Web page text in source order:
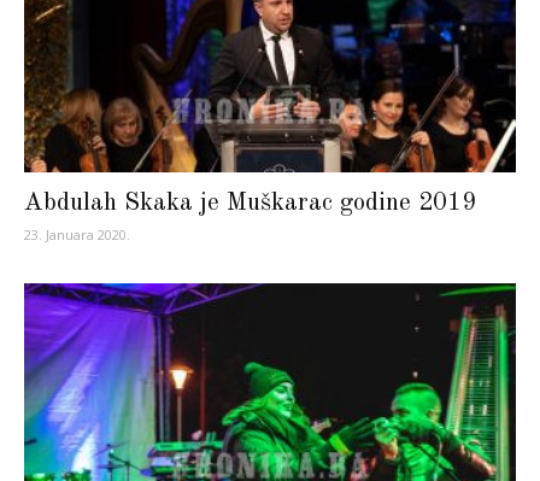
Abdulah Skaka je Muškarac godine 2019
23. Januara 2020.